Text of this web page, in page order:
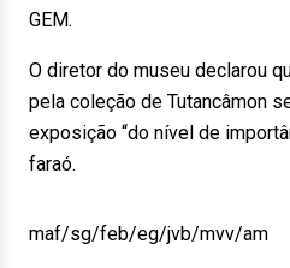
GEM.
O diretor do museu declarou
pela coleção de Tutancâmon
exposição “do nível de
faraó.
maf/sg/feb/eg/jvb/mvv/am